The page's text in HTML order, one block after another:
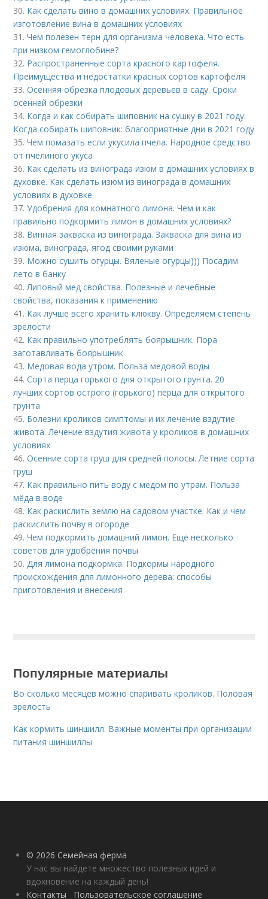
30. Как сделать вино в домашних условиях. Правильное
изготовление вина в домашних условиях
31.Чем полезен терн для организма человека. Что есть
при низком гемоглобине?
32. Распространенные сорта красного картофеля.
Преимущества и недостатки красных сортов картофеля
33.Осенняя обрезка плодовых деревьев в саду. Сроки
осенней обрезки
34. Когда и как собирать шиповник на сушку в 2021 году.
Когда собирать шиповник: благоприятные дни в 2021 году
35.Чем помазать если укусила пчела. Народное средство
от пчелиного укуса
36. Как сделать из винограда изюм в домашних условиях в
духовке. Как сделать изюм из винограда в домашних
условиях в духовке
37.Удобрения для комнатного лимона. Чем и как
правильно подкормить лимон в домашних условиях?
38. Винная закваска из винограда. Закваска для вина из
изюма, винограда, ягод своими руками
39. Можно сушить огурцы. Вяленые огурцы))) Посадим
лето в банку
40.Липовый мед свойства. Полезные и лечебные
свойства, показания к применению
41. Как лучше всего хранить клюкву. Определяем степень
зрелости
42. Как правильно употреблять боярышник. Пора
заготавливать боярышник
43. Медовая вода утром. Польза медовой воды
44.Сорта перца горького для открытого грунта. 20
лучших сортов острого (горького) перца для открытого
грунта
45. Болезни кроликов симптомы и их лечение вздутие
живота. Лечение вздутия живота у кроликов в домашних
условиях
46.Осенние сорта груш для средней полосы. Летние сорта
груш
47. Как правильно пить воду с медом по утрам. Польза
мёда в воде
48. Как раскислить землю на садовом участке. Как и чем
раскислить почву в огороде
49.Чем подкормить домашний лимон. Ещё несколько
советов для удобрения почвы
50.Для лимона подкормка. Подкормы народного
происхождения для лимонного дерева: способы
приготовления и внесения
Популярные материалы
Во сколько месяцев можно спаривать кроликов. Половая
зрелость
Как кормить шиншилл. Важные моменты при организации
питания шиншиллы
© 2026 Семейная ферма
У нас вы найдете множество полезных идей и
вдохновение на каждый день!
Контакты
Пользовательское соглашение